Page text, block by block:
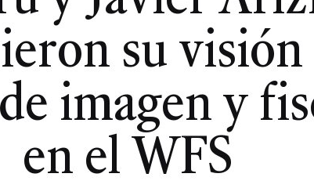
su visión
imagen y
en el WFS